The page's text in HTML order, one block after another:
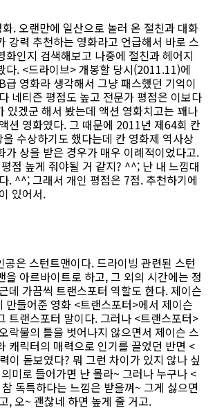
. 오랜만에 일산으로 놀러 온 절친과 대화
강력 추천하는 영화라고 언급해서 바로 스
화인지 검색해보고 나중에 절친과 헤어지
다. <드라이브> 개봉할 당시(2011.11)에
급 영화라 생각해서 그냥 패스했던 기억이
네티즌 평점도 높고 전문가 평점은 이보다
있겠군 해서 봤는데 액션 영화치고는 꽤나
션 영화였다. 그 때문에 2011년 제64회 칸
수상하기도 했다는데 칸 영화제 역사상
가 상을 받은 경우가 매우 이례적이었다고.
점 높게 줘야될 거 같지? ^^; 난 내 느낌대
. ^^; 그래서 개인 평점은 7점. 추천하기에
있어서.
공은 스턴트맨이다. 드라이빙 관련된 스턴
을 아르바이트로 하고, 그 외의 시간에는 정
데 가끔씩 트랜스포터 역할도 한다. 제이슨
만들어준 영화 <트랜스포터>에서 제이슨
트랜스포터 말이다. 그러나 <트랜스포터>
락물의 틀을 벗어나지 않으면서 제이슨 스
캐릭터의 매력으로 인기를 끌었던 반면 <
이 돋보였다? 뭐 그런 차이가 있지 않나 싶
미로 들어가면 난 몰라~ 그러나 누구나 <
독특하다는 느낌은 받을껴~ 그게 싫으면
, 오~ 괜찮네 하면 높게 줄 거고.